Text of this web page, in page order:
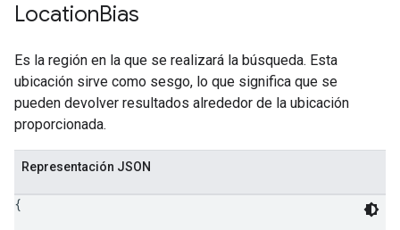
LocationBias
Es la región en la que se realizará la búsqueda. Esta
ubicación sirve como sesgo, lo que significa que se
pueden devolver resultados alrededor de la ubicación
proporcionada.
Representación JSON
{